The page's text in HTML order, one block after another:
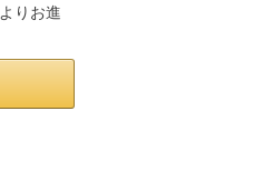
りお進